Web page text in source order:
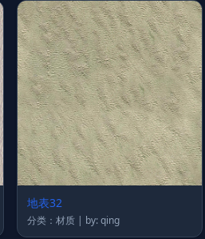
地表32
分类：材质 | by: qing